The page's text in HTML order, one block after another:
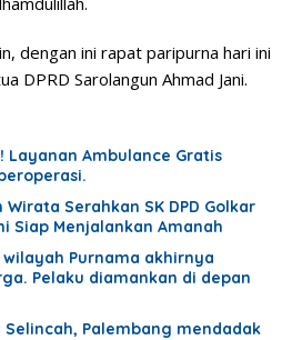
dengan ini rapat paripurna hari ini
DPRD Sarolangun Ahmad Jani.
Layanan Ambulance Gratis
Serahkan SK DPD Golkar
Siap Menjalankan Amanah
Purnama akhirnya
Pelaku diamankan di depan
Selincah, Palembang mendadak